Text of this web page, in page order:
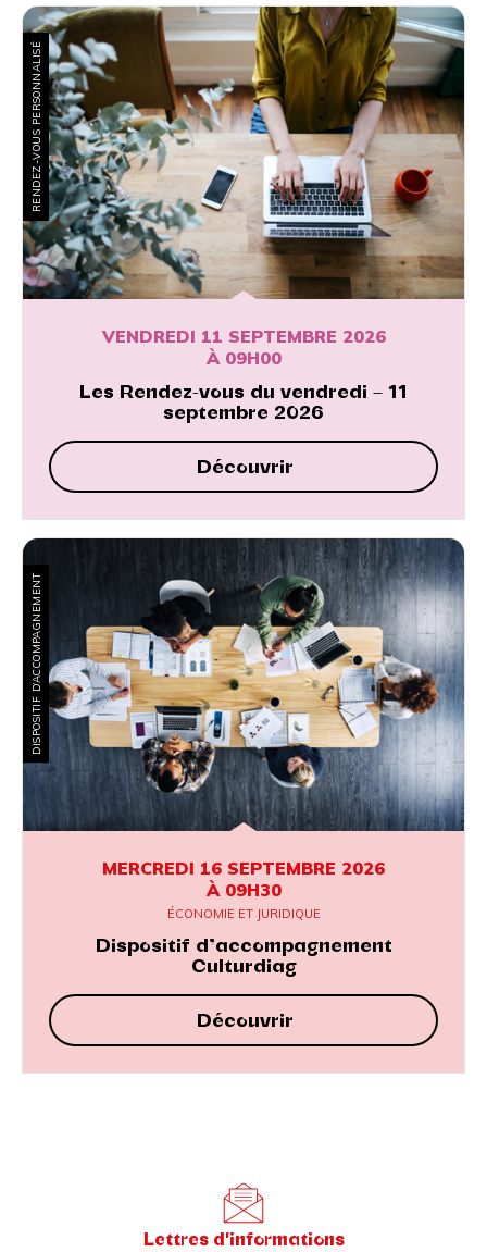
RENDEZ-VOUS PERSONNALISÉ
VENDREDI 11 SEPTEMBRE 2026
À 09H00
Les Rendez-vous du vendredi – 11
septembre 2026
Découvrir
DISPOSITIF D’ACCOMPAGNEMENT
MERCREDI 16 SEPTEMBRE 2026
À 09H30
ÉCONOMIE ET JURIDIQUE
Dispositif d’accompagnement
Culturdiag
Découvrir
Lettres d'informations